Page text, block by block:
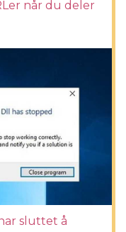
når du deler
sluttet å